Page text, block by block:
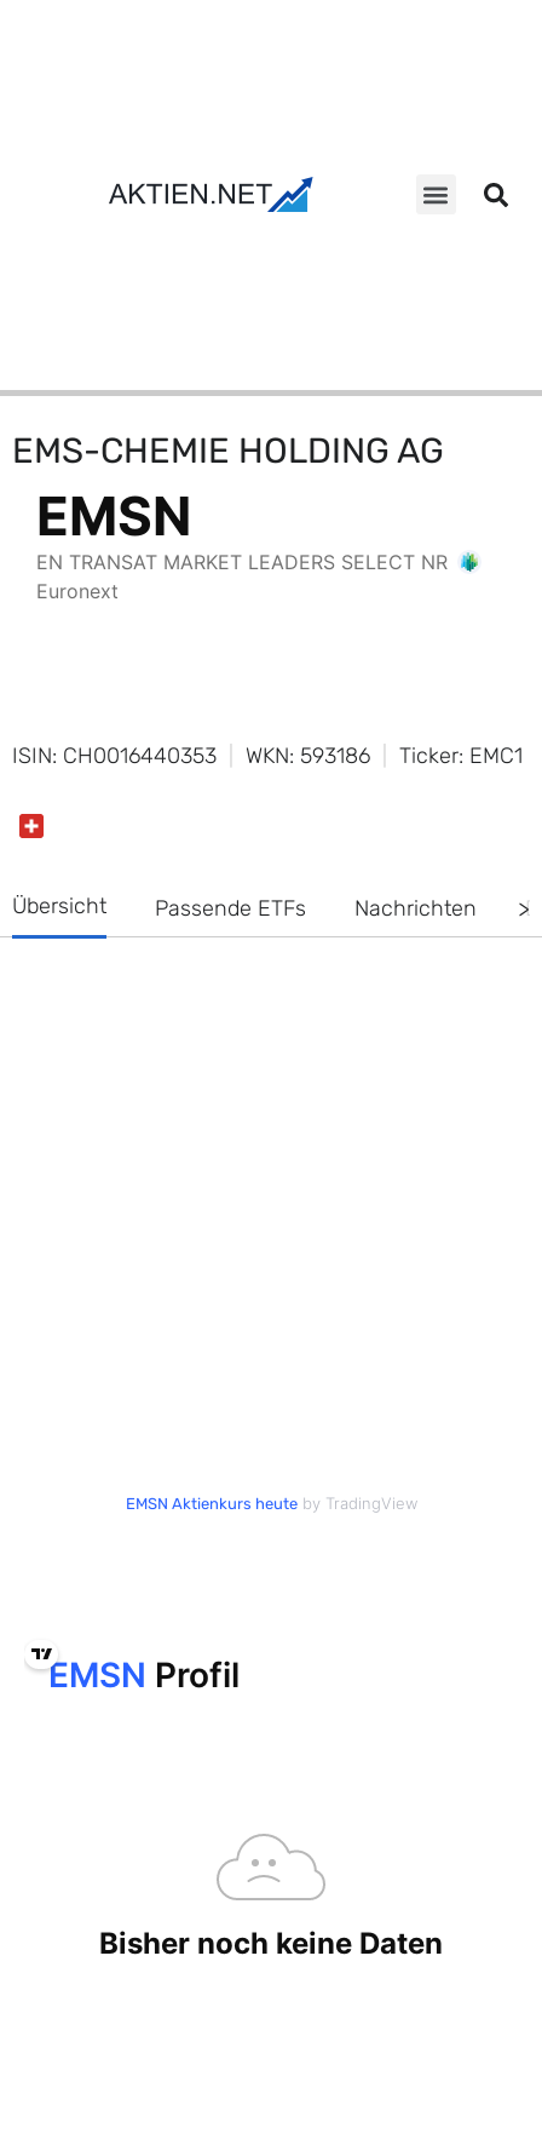
EMS-CHEMIE HOLDING AG
ISIN: CH0016440353 WKN: 593186 Ticker: EMC1
Übersicht Passende ETFs Nachrichten
EMSN Aktienkurs heuteby TradingView